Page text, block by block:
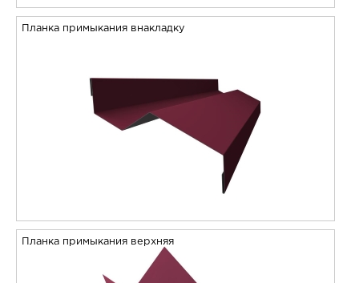
Планка примыкания внакладку
Планка примыкания верхняя